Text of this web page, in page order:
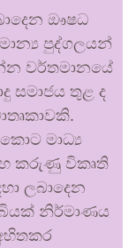
ඖෂධ
පුද්ගලයන්
වර්තමානයේ
තුළ ද
මාධ්‍ය
කරුණු විකෘති
ලබාදෙන
නිර්මාණය